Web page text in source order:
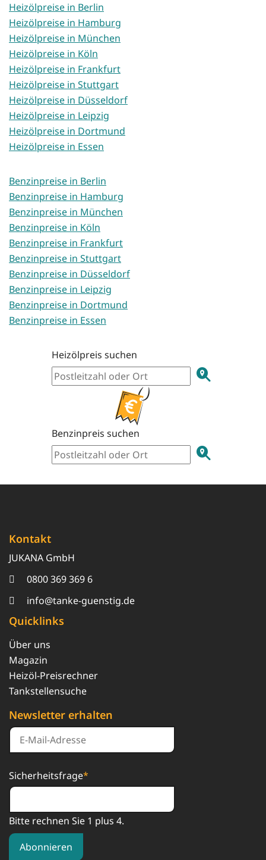
Heizölpreise in Berlin
Heizölpreise in Hamburg
Heizölpreise in München
Heizölpreise in Köln
Heizölpreise in Frankfurt
Heizölpreise in Stuttgart
Heizölpreise in Düsseldorf
Heizölpreise in Leipzig
Heizölpreise in Dortmund
Heizölpreise in Essen
Benzinpreise in Berlin
Benzinpreise in Hamburg
Benzinpreise in München
Benzinpreise in Köln
Benzinpreise in Frankfurt
Benzinpreise in Stuttgart
Benzinpreise in Düsseldorf
Benzinpreise in Leipzig
Benzinpreise in Dortmund
Benzinpreise in Essen
Heizölpreis suchen
Benzinpreis suchen
Kontakt
JUKANA GmbH
0800 369 369 6
info@tanke-guenstig.de
Quicklinks
Über uns
Magazin
Heizöl-Preisrechner
Tankstellensuche
Newsletter erhalten
Sicherheitsfrage*
Bitte rechnen Sie 1 plus 4.
Abonnieren